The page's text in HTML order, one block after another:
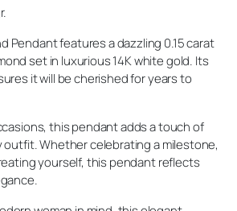
Pendantfeatures a dazzling 0.15 carat
set in luxurious 14K white gold. Its
it will be cherished for years to
this pendant adds a touch of
Whether celebrating a milestone,
yourself, this pendant reflects